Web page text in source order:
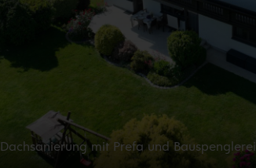
Dachsanierung mit Prefa und Bauspenglerei